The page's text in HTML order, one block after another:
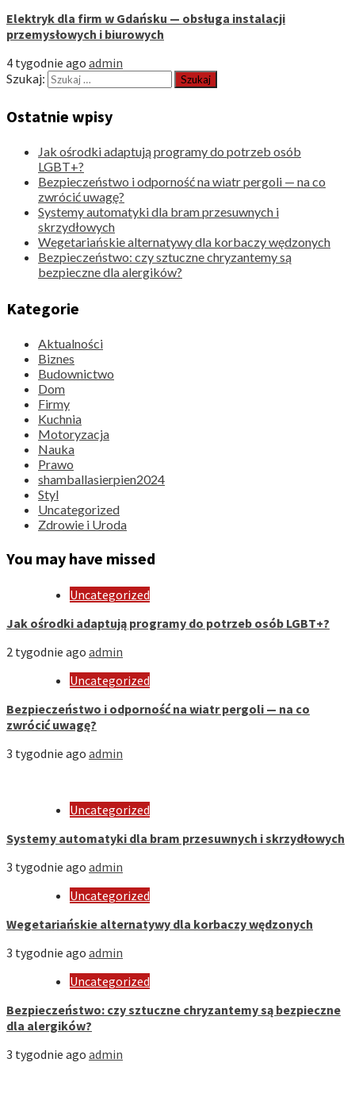
Elektryk dla firm w Gdańsku — obsługa instalacji
przemysłowych i biurowych
4 tygodnie ago admin
Szukaj:
Ostatnie wpisy
Jak ośrodki adaptują programy do potrzeb osób
LGBT+?
Bezpieczeństwo i odporność na wiatr pergoli — na co
zwrócić uwagę?
Systemy automatyki dla bram przesuwnych i
skrzydłowych
Wegetariańskie alternatywy dla korbaczy wędzonych
Bezpieczeństwo: czy sztuczne chryzantemy są
bezpieczne dla alergików?
Kategorie
Aktualności
Biznes
Budownictwo
Dom
Firmy
Kuchnia
Motoryzacja
Nauka
Prawo
shamballasierpien2024
Styl
Uncategorized
Zdrowie i Uroda
You may have missed
Uncategorized
Jak ośrodki adaptują programy do potrzeb osób LGBT+?
2 tygodnie ago admin
Uncategorized
Bezpieczeństwo i odporność na wiatr pergoli — na co
zwrócić uwagę?
3 tygodnie ago admin
Uncategorized
Systemy automatyki dla bram przesuwnych i skrzydłowych
3 tygodnie ago admin
Uncategorized
Wegetariańskie alternatywy dla korbaczy wędzonych
3 tygodnie ago admin
Uncategorized
Bezpieczeństwo: czy sztuczne chryzantemy są bezpieczne
dla alergików?
3 tygodnie ago admin